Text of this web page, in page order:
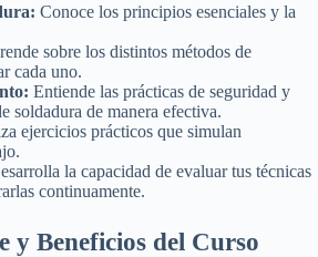
Conoce los principios esenciales y la
sobre los distintos métodos de
cada uno.
Entiende las prácticas de seguridad y
soldadura de manera efectiva.
ejercicios prácticos que simulan
la capacidad de evaluar tus técnicas
continuamente.
y Beneficios del Curso